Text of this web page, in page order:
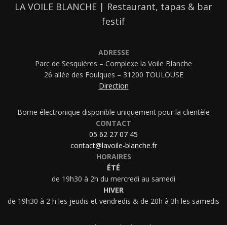
LA VOILE BLANCHE | Restaurant, tapas & bar
festif
ADRESSE
Parc de Sesquières – Complexe la Voile Blanche
26 allée des Foulques – 31200 TOULOUSE
Direction
Borne électronique disponible uniquement pour la clientèle
CONTACT
05 62 27 07 45
contact@lavoile-blanche.fr
HORAIRES
ÉTÉ
de 19h30 à 2h du mercredi au samedi
HIVER
de 19h30 à 2 h les jeudis et vendredis & de 20h à 3h les samedis